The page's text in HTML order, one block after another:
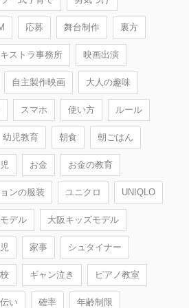
応募 舞台制作 裏方
ストラ事務所 映画出演
自主製作映画 大人の趣味
スマホ 使い方 ルール
幼児教育 朝食 朝ごはん
お金 お金の教育
ンの服装 ユニクロ UNIQLO
デル 大阪キッズモデル
家事 シュタイナー
ギャン泣き ピアノ教室
い 確率 年齢制限